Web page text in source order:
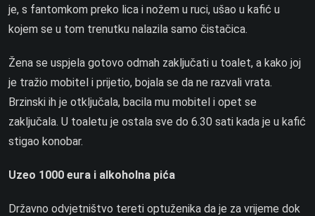
je, s fantomkom preko lica i nožem u ruci, ušao u kafić u
kojem se u tom trenutku nalazila samo čistačica.
Žena se uspjela gotovo odmah zaključati u toalet, a kako joj
je tražio mobitel i prijetio, bojala se da ne razvali vrata.
Brzinski ih je otključala, bacila mu mobitel i opet se
zaključala. U toaletu je ostala sve do 6.30 sati kada je u kafić
stigao konobar.
Uzeo 1000 eura i alkoholna pića
Državno odvjetništvo tereti optuženika da je za vrijeme dok